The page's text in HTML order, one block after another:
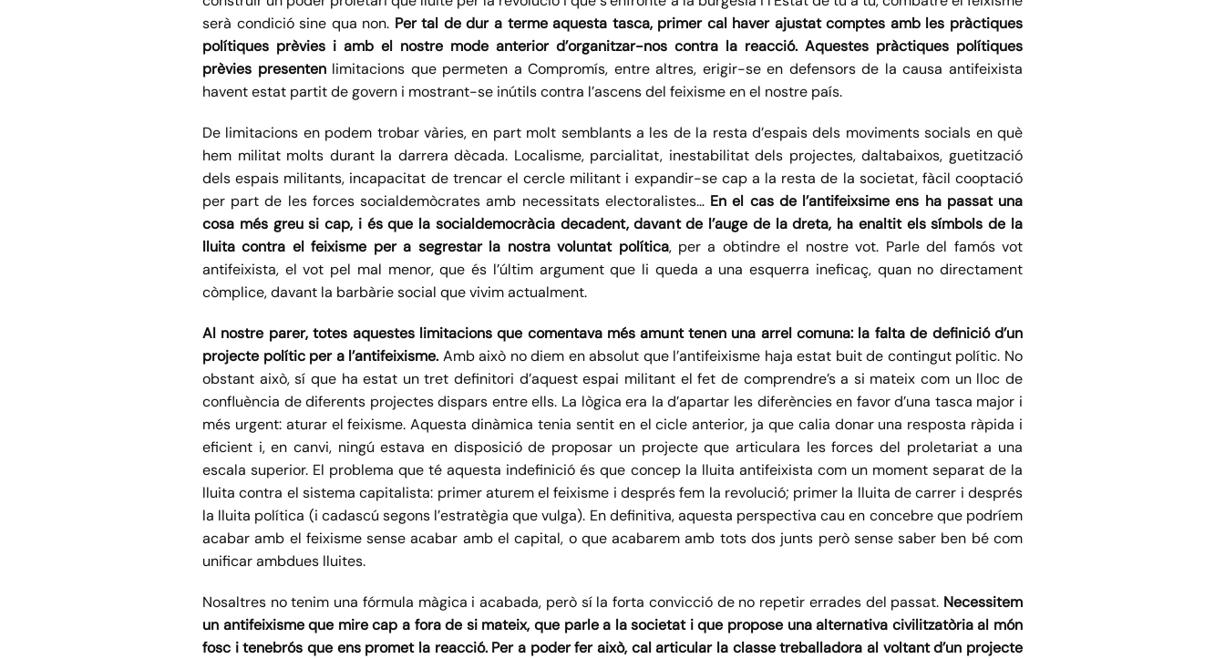
serà condició sine qua non. Per tal de dur a terme aquesta tasca, primer cal haver ajustat comptes amb les pràctiques
polítiques prèvies i amb el nostre mode anterior d’organitzar-nos contra la reacció. Aquestes pràctiques polítiques
prèvies presentenlimitacions que permeten a Compromís, entre altres, erigir-se en defensors de la causa antifeixista
havent estat partit de govern i mostrant-se inútils contra l’ascens del feixisme en el nostre país.
De limitacions en podem trobar vàries, en part molt semblants a les de la resta d’espais dels moviments socials en què
hem militat molts durant la darrera dècada. Localisme, parcialitat, inestabilitat dels projectes, daltabaixos, guetització
dels espais militants, incapacitat de trencar el cercle militant i expandir-se cap a la resta de la societat, fàcil cooptació
per part de les forces socialdemòcrates amb necessitats electoralistes… En el cas de l’antifeixsime ens ha passat una
cosa més greu si cap, i és que la socialdemocràcia decadent, davant de l’auge de la dreta, ha enaltit els símbols de la
lluita contra el feixisme per a segrestar la nostra voluntat política, per a obtindre el nostre vot. Parle del famós vot
antifeixista, el vot pel mal menor, que és l’últim argument que li queda a una esquerra ineficaç, quan no directament
còmplice, davant la barbàrie social que vivim actualment.
Al nostre parer, totes aquestes limitacions que comentava més amunt tenen una arrel comuna: la falta de definició d’un
projecte polític per a l’antifeixisme. Amb això no diem en absolut que l’antifeixisme haja estat buit de contingut polític. No
obstant això, sí que ha estat un tret definitori d’aquest espai militant el fet de comprendre’s a si mateix com un lloc de
confluència de diferents projectes dispars entre ells. La lògica era la d’apartar les diferències en favor d’una tasca major i
més urgent: aturar el feixisme. Aquesta dinàmica tenia sentit en el cicle anterior, ja que calia donar una resposta ràpida i
eficient i, en canvi, ningú estava en disposició de proposar un projecte que articulara les forces del proletariat a una
escala superior. El problema que té aquesta indefinició és que concep la lluita antifeixista com un moment separat de la
lluita contra el sistema capitalista: primer aturem el feixisme i després fem la revolució; primer la lluita de carrer i després
la lluita política (i cadascú segons l’estratègia que vulga). En definitiva, aquesta perspectiva cau en concebre que podríem
acabar amb el feixisme sense acabar amb el capital, o que acabarem amb tots dos junts però sense saber ben bé com
unificar ambdues lluites.
Nosaltres no tenim una fórmula màgica i acabada, però sí la forta convicció de no repetir errades del passat. Necessitem
un antifeixisme que mire cap a fora de si mateix, que parle a la societat i que propose una alternativa civilitzatòria al món
fosc i tenebrós que ens promet la reacció. Per a poder fer això, cal articular la classe treballadora al voltant d’un projecte